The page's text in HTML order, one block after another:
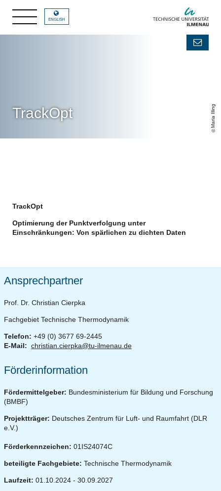
Maria Illing
ENGLISH
TrackOpt
TrackOpt
Optimierung der Punktverfolgung unter
Einschränkungen: Von spärlichen zu dichten Daten
Ansprechpartner
Prof. Dr. Christian Cierpka
Fachgebiet Technische Thermodynamik
Telefon: +49 (0) 3677 69-2445
E-Mail: christian.cierpka@tu-ilmenau.de
Förderinformation
Fördermittelgeber: Bundesministerium für Bildung und Forschung
(BMBF)
Projektträger: Deutsches Zentrum für Luft- und Raumfahrt (DLR
e.V.)
Förderkennzeichen: 01IS24074C
beteiligte Fachgebiete: Technische Thermodynamik
Laufzeit: 01.10.2024 - 30.09.2027